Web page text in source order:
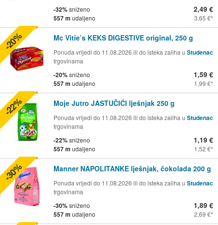
-32%sniženo
557 m udaljeno
2,49 €
3,65 €
Mc Vitie’s KEKS DIGESTIVE original, 250 g
Ponuda vrijedi do 11.08.2026 ili do isteka zaliha u Studenac
trgovinama
-20%sniženo
557 m udaljeno
1,59 €
1,99 €
-20%
Moje Jutro JASTUČIĆI lješnjak 250 g
Ponuda vrijedi do 11.08.2026 ili do isteka zaliha u Studenac
trgovinama
-22%sniženo
557 m udaljeno
1,19 €
1,52 €
-22%
Manner NAPOLITANKE lješnjak, čokolada 200 g
Ponuda vrijedi do 11.08.2026 ili do isteka zaliha u Studenac
trgovinama
-30%sniženo
557 m udaljeno
1,89 €
2,69 €
-30%